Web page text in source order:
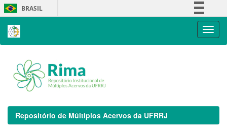
Skip
navigation
BRASIL
Repositório de Múltiplos Acervos da UFRRJ